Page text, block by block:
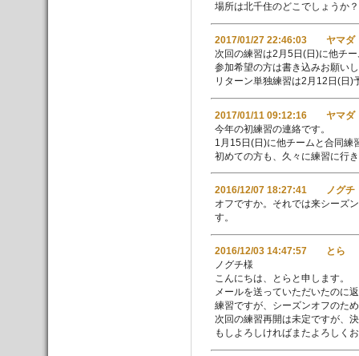
場所は北千住のどこでしょうか？
2017/01/27 22:46:03 ヤマダ
次回の練習は2月5日(日)に他チ
参加希望の方は書き込みお願い
リターン単独練習は2月12日(日)
2017/01/11 09:12:16 ヤマダ
今年の初練習の連絡です。
1月15日(日)に他チームと合同練
初めての方も、久々に練習に行
2016/12/07 18:27:41 ノグチ
オフですか。それでは来シーズ
す。
2016/12/03 14:47:57 とら
ノグチ様
こんにちは、とらと申します。
メールを送っていただいたのに
練習ですが、シーズンオフのた
次回の練習再開は未定ですが、
もしよろしければまたよろしく